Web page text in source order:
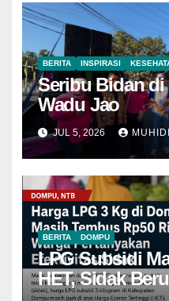
BERITA INSPIRASI
Seribu Bidan di
Wadu Jao
JUL 5, 2026
BERITA DOMPU
LPG Subsidi
HET, Sidak